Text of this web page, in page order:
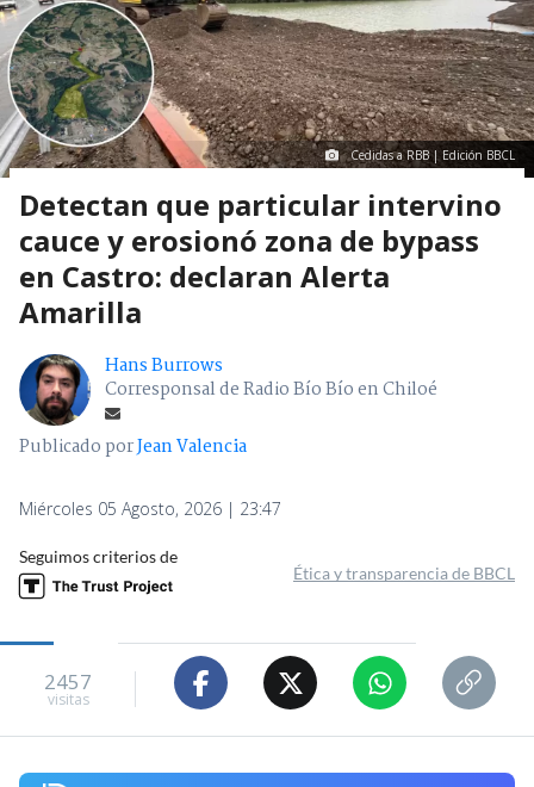
Cedidas a RBB | Edición BBCL
Detectan que particular intervino
cauce y erosionó zona de bypass
en Castro: declaran Alerta
Amarilla
Hans Burrows
Corresponsal de Radio Bío Bío en Chiloé
Publicado porJean Valencia
Miércoles 05 Agosto, 2026 | 23:47
Seguimos criterios de
Ética y transparencia de BBCL
2457
visitas